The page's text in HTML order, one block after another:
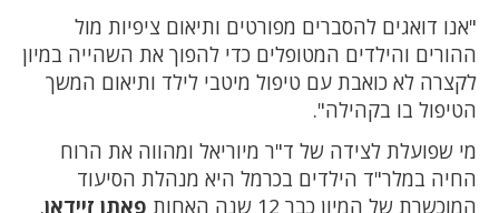
"אנו דואגים להסברים מפורטים ותיאום ציפיות מול
ההורים והילדים המטופלים כדי להפוך את השהייה במיון
לקצרה לא כואבת עם טיפול מיטבי לילד ותיאום המשך
הטיפול בו בקהילה".
מי שפועלת לצידה של ד"ר מיוריאל ומהווה את הרוח
החיה במלר"ד הילדים בכרמל היא מנהלת הסיעוד
המוכשרת של המיון כבר 12 שנה האחות
פאתן זיידאן.